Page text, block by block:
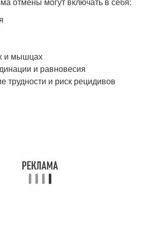
и мышцах
и равновесия
трудности и риск рецидивов